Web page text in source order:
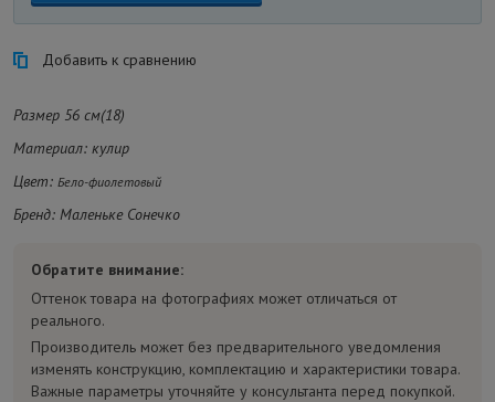
Добавить к сравнению
Размер 56 см(18)
Материал: кулир
Цвет: Бело-фиолетовый
Бренд: Маленьке Сонечко
Обратите внимание:
Оттенок товара на фотографиях может отличаться от
реального.
Производитель может без предварительного уведомления
изменять конструкцию, комплектацию и характеристики товара.
Важные параметры уточняйте у консультанта перед покупкой.